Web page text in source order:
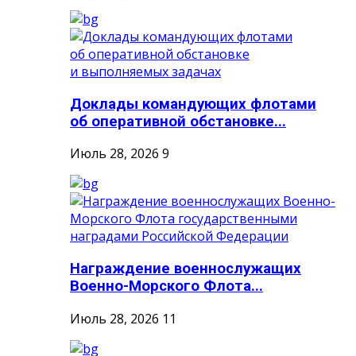
Доклады командующих флотами
об оперативной обстановке...
Июль 28, 2026 9
Награждение военнослужащих
Военно-Морского Флота...
Июль 28, 2026 11